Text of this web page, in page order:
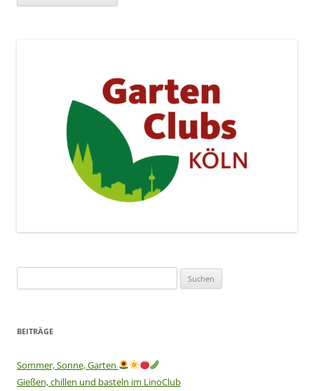
nach:
BEITRÄGE
Sommer, Sonne, Garten
Gießen, chillen und basteln im LinoClub